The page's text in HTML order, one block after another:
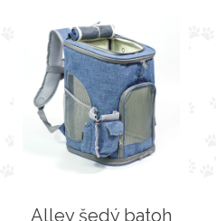
Alley šedý batoh